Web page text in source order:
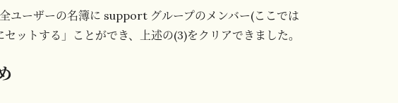
ユーザーの名簿に support グループのメンバー(ここでは
ットする」ことができ、上述の(3)をクリアできました。